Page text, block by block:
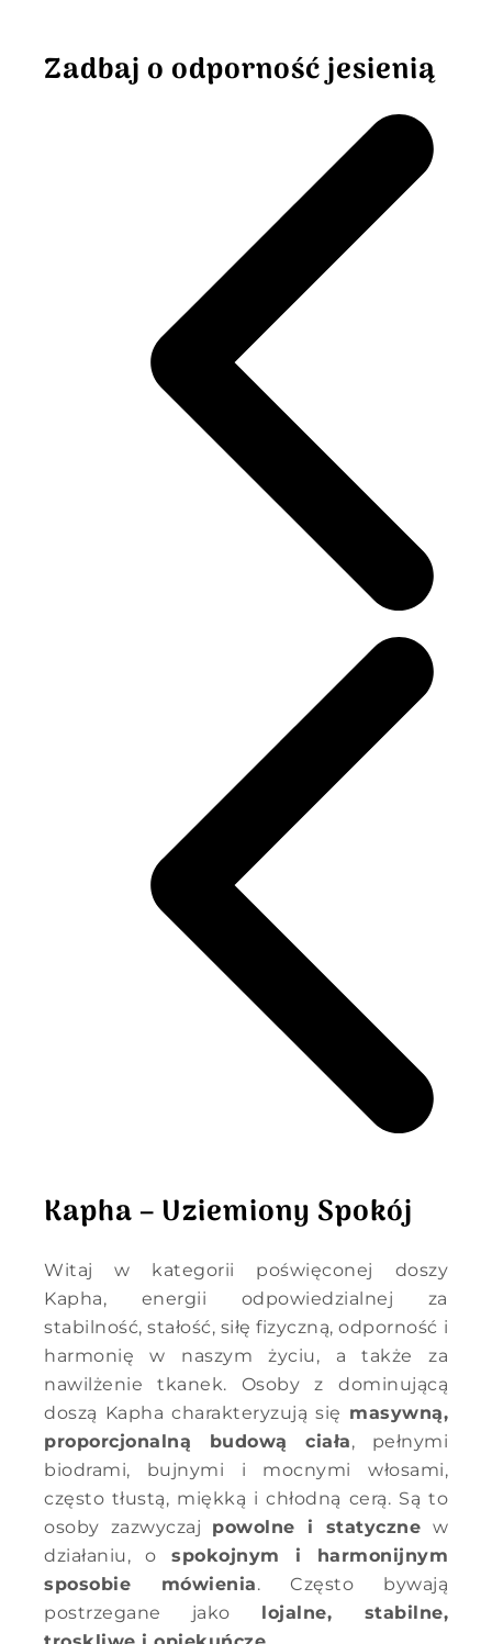
Zadbaj o odporność jesienią
Kapha – Uziemiony Spokój
Witaj w kategorii poświęconej doszy
Kapha, energii odpowiedzialnej za
stabilność, stałość, siłę fizyczną, odporność i
harmonię w naszym życiu, a także za
nawilżenie tkanek. Osoby z dominującą
doszą Kapha charakteryzują się masywną,
proporcjonalną budową ciała, pełnymi
biodrami, bujnymi i mocnymi włosami,
często tłustą, miękką i chłodną cerą. Są to
osoby zazwyczaj powolne i statyczne w
działaniu, o spokojnym i harmonijnym
sposobie mówienia. Często bywają
postrzegane jako
lojalne, stabilne,